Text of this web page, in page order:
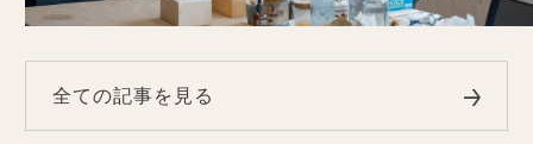
全ての記事を見る